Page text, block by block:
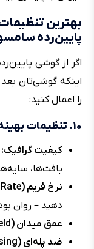
بهترین
پایین‌رده
اگر از گوشی
اینکه گوشی‌تان
را اعمال کنید:
۱۰. تنظیمات بهینه برای عملکرد بهتر
کیفیت گرافیک:
بافت‌ها،
نرخ فریم (Frame Rate):
دهید – روان
عمق میدان (Depth of Field):
ضد پله‌ای (Anti-Aliasing):